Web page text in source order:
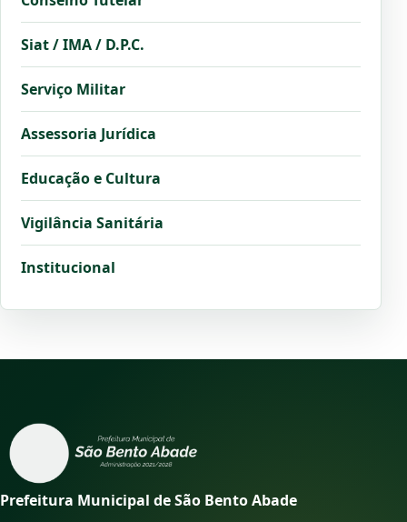
Siat / IMA / D.P.C.
Serviço Militar
Assessoria Jurídica
Educação e Cultura
Vigilância Sanitária
Institucional
Prefeitura Municipal de São Bento Abade